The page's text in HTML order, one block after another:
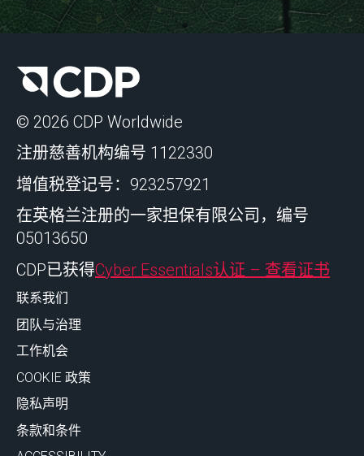
© 2026 CDP Worldwide
注册慈善机构编号 1122330
增值税登记号：923257921
在英格兰注册的一家担保有限公司，编号
05013650
CDP已获得Cyber Essentials认证 – 查看证书
联系我们
团队与治理
工作机会
COOKIE 政策
隐私声明
条款和条件